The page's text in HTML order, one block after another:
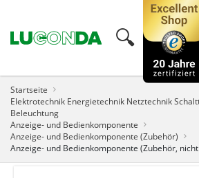
🔍︎
Startseite
Elektrotechnik Energietechnik Netztechnik
Beleuchtung
Anzeige- und Bedienkomponente
Anzeige- und Bedienkomponente (Zubehör)
Anzeige- und Bedienkomponente (Zubehör,